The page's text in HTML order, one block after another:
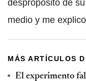
despropósito de
medio y me
MÁS ARTÍCULOS
El experimento